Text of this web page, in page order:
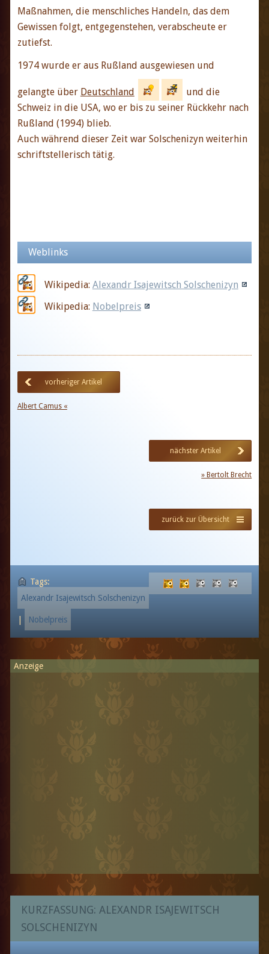
Maßnahmen, die menschliches Handeln, das dem
Gewissen folgt, entgegenstehen, verabscheute er
zutiefst.
1974 wurde er aus Rußland ausgewiesen und
gelangte über Deutschland
und die
Schweiz in die USA, wo er bis zu seiner Rückkehr nach
Rußland (1994) blieb.
Auch während dieser Zeit war Solschenizyn weiterhin
schriftstellerisch tätig.
Weblinks
Wikipedia: Alexandr Isajewitsch Solschenizyn
Wikipedia: Nobelpreis
vorheriger Artikel
Albert Camus «
nächster Artikel
» Bertolt Brecht
zurück zur Übersicht
Tags:
Alexandr Isajewitsch Solschenizyn
Nobelpreis
Anzeige
KURZFASSUNG: ALEXANDR ISAJEWITSCH
SOLSCHENIZYN